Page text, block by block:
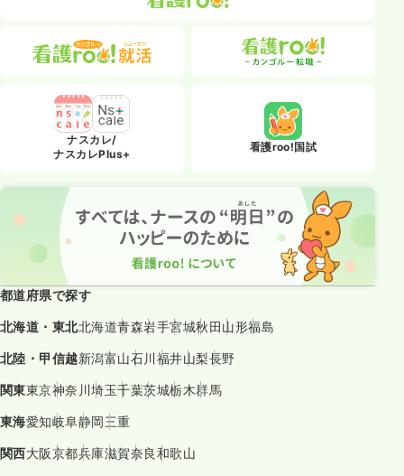
ナスカレ/
ナスカレPlus+
看護roo!国試
都道府県で探す
北海道・東北北海道青森岩手宮城秋田山形福島
北陸・甲信越新潟富山石川福井山梨長野
関東東京神奈川埼玉千葉茨城栃木群馬
東海愛知岐阜静岡三重
関西大阪京都兵庫滋賀奈良和歌山